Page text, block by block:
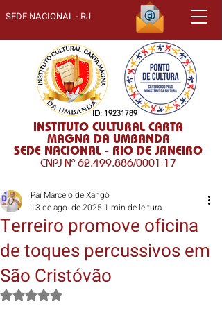
SEDE NACIONAL - RJ
INSTITUTO CULTURAL CARTA
MAGNA DA UMBANDA
SEDE NACIONAL - RIO DE JANEIRO
CNPJ Nº62.499.886/0001-17
ID: 19231789
Terreiro promove oficina
de toques percussivos em
São Cristóvão
Pai Marcelo de Xangô
13 de ago. de 2025 1 min de leitura
Avaliado com NaN de 5 estrelas.